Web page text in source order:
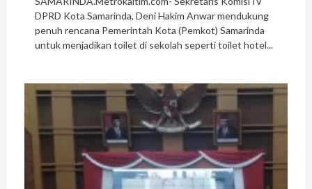
DPRD Kota Samarinda, Deni Hakim Anwar mendukung
penuh rencana Pemerintah Kota (Pemkot) Samarinda
untuk menjadikan toilet di sekolah seperti toilet hotel...